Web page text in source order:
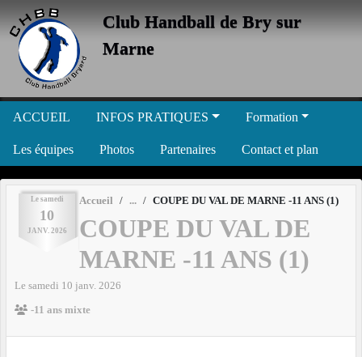
Club Handball de Bry sur
Marne
ACCUEIL INFOS PRATIQUES Formation
Les équipes Photos Partenaires Contact et plan
Le samedi
10
JANV. 2026
Accueil COUPE DU VAL DE MARNE -11 ANS (1)
COUPE DU VAL DE
MARNE -11 ANS (1)
Le samedi 10 janv. 2026
-11 ans mixte
Panneau de gestion des cookies